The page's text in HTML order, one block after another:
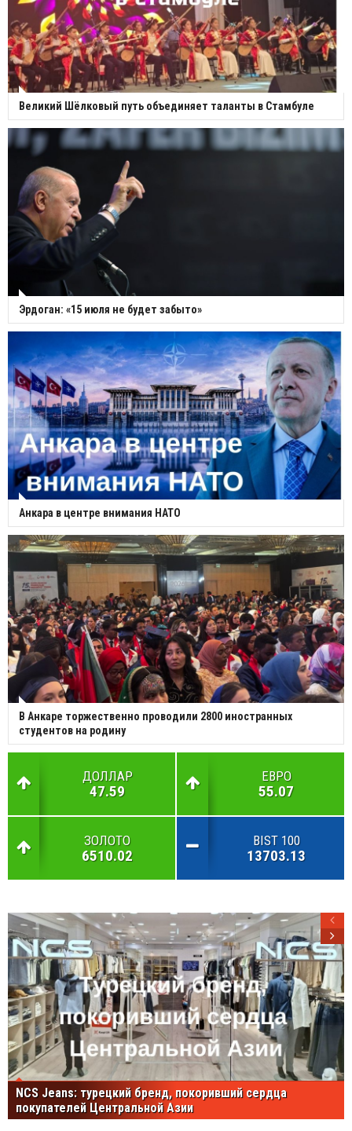
Великий Шёлковый путь объединяет таланты в Стамбуле
Эрдоган: «15 июля не будет забыто»
Анкара в центре внимания НАТО
В Анкаре торжественно проводили 2800 иностранных
студентов на родину
ДОЛЛАР
47.59
ЕВРО
55.07
ЗОЛОТО
6510.02
BIST 100
13703.13
NCS Jeans: турецкий бренд, покоривший сердца
покупателей Центральной Азии